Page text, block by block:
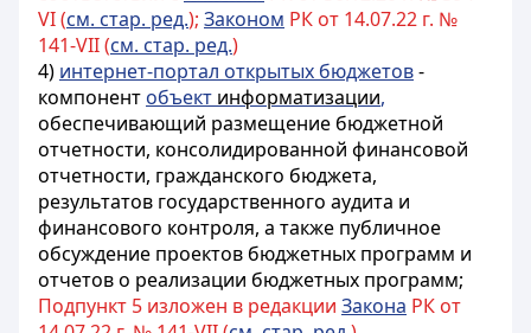
VI (см. стар. ред.); Законом РК от 14.07.22 г. №
141-VII (см. стар. ред.)
4) интернет-портал открытых бюджетов-
компонент объект информатизации,
обеспечивающий размещение бюджетной
отчетности, консолидированной финансовой
отчетности, гражданского бюджета,
результатов государственного аудита и
финансового контроля, а также публичное
обсуждение проектов бюджетных программ и
отчетов о реализации бюджетных программ;
Подпункт 5 изложен в редакции Закона РК от